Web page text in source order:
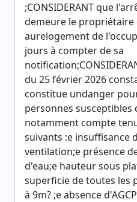
;CONSIDERANT que
demeure le propriétaire
aurelogement de
jours à compter de sa
du 25 février 2026
constitue undanger
personnes susceptibles
notamment compte
suivants :e insuffisance
ventilation;e présence
d'eau;e hauteur sous
superficie de toutes les
à 9m? ;e absence